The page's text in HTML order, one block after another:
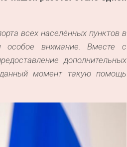
всех населённых пунктов в
особое внимание. Вместе с
дополнительных
данный момент такую помощь